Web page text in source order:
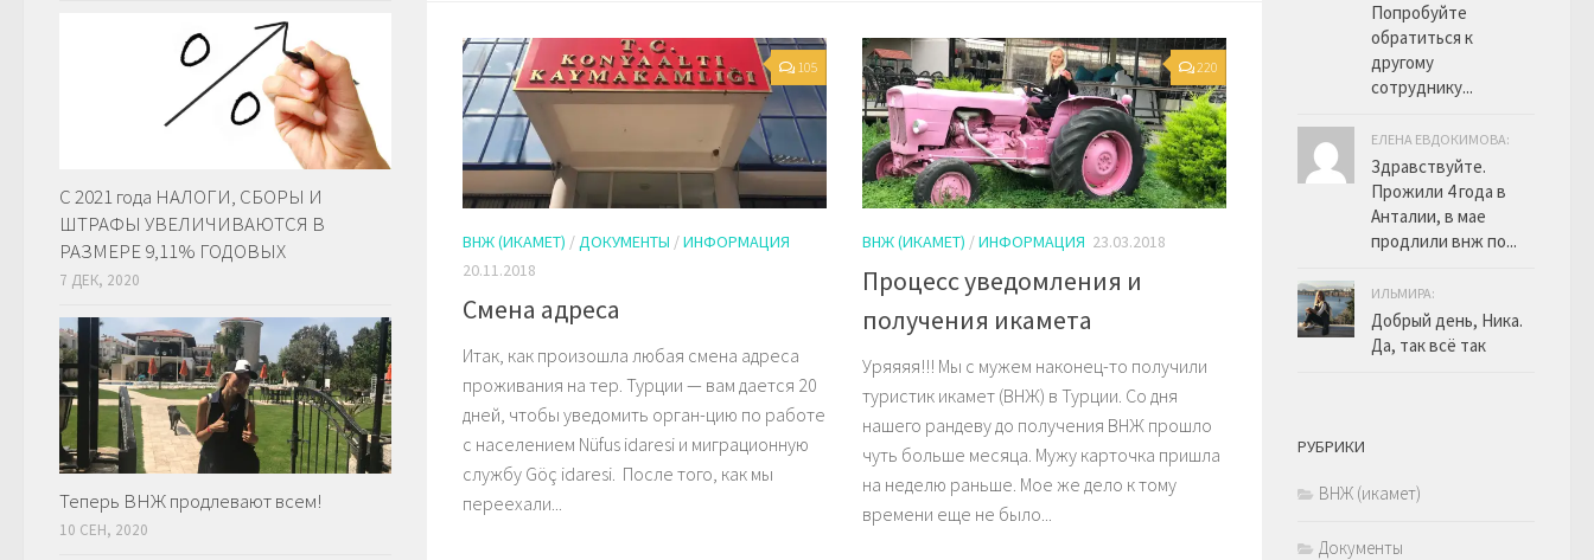
105
ВНЖ (ИКАМЕТ) /ДОКУМЕНТЫ /ИНФОРМАЦИЯ
20.11.2018
Смена адреса
Итак, как произошла любая смена адреса
проживания на тер. Турции — вам дается 20
дней, чтобы уведомить орган-цию по работе
с населением Nüfus idaresi и миграционную
службу Göç idaresi. После того, как мы
переехали...
220
ВНЖ (ИКАМЕТ) /ИНФОРМАЦИЯ 23.03.2018
Процесс уведомления и
получения икамета
Уряяяя!!! Мы с мужем наконец-то получили
туристик икамет (ВНЖ) в Турции. Со дня
нашего рандеву до получения ВНЖ прошло
чуть больше месяца. Мужу карточка пришла
на неделю раньше. Мое же дело к тому
времени еще не было...
С 2021 года НАЛОГИ, СБОРЫ И
ШТРАФЫ УВЕЛИЧИВАЮТСЯ В
РАЗМЕРЕ 9,11% ГОДОВЫХ
7 ДЕК, 2020
Теперь ВНЖ продлевают всем!
10 СЕН, 2020
Попробуйте
обратиться к
другому
сотруднику...
ЕЛЕНА ЕВДОКИМОВА:
Здравствуйте.
Прожили 4 года в
Анталии, в мае
продлили внж по...
ИЛЬМИРА:
Добрый день, Ника.
Да, так всё так
РУБРИКИ
ВНЖ (икамет)
Документы